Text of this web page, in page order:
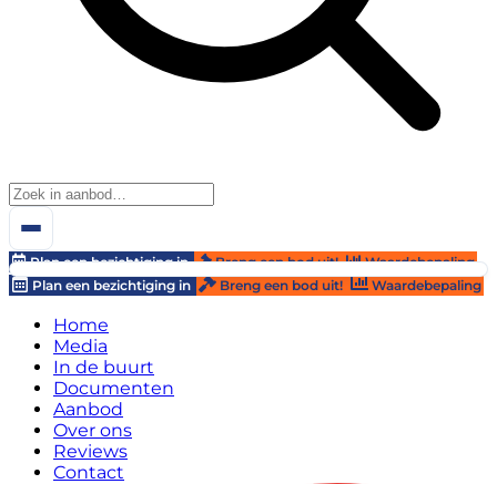
Plan een bezichtiging in Breng een bod uit!
Waardebepaling
Plan een bezichtiging in
Breng een bod uit! Waardebepaling
Home
Media
In de buurt
Documenten
Aanbod
Over ons
Reviews
Contact